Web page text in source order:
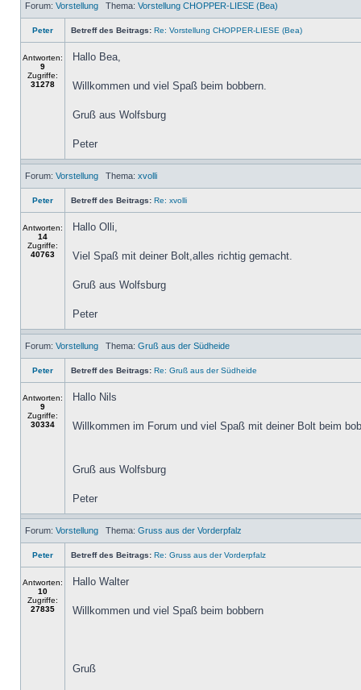
Forum: Vorstellung Thema: Vorstellung CHOPPER-LIESE (Bea)
Peter Betreff des Beitrags: Re: Vorstellung CHOPPER-LIESE (Bea)
Antworten:
9
Zugriffe:
31278
Hallo Bea,
Willkommen und viel Spaß beim bobbern.
Gruß aus Wolfsburg
Peter
Forum: Vorstellung Thema: xvolli
Peter Betreff des Beitrags: Re: xvolli
Antworten:
14
Zugriffe:
40763
Hallo Olli,
Viel Spaß mit deiner Bolt,alles richtig gemacht.
Gruß aus Wolfsburg
Peter
Forum: Vorstellung Thema: Gruß aus der Südheide
Peter Betreff des Beitrags: Re: Gruß aus der Südheide
Antworten:
9
Zugriffe:
30334
Hallo Nils
Willkommen im Forum und viel Spaß mit deiner Bolt beim
Gruß aus Wolfsburg
Peter
Forum: Vorstellung Thema: Gruss aus der Vorderpfalz
Peter Betreff des Beitrags: Re: Gruss aus der Vorderpfalz
Antworten:
10
Zugriffe:
27835
Hallo Walter
Willkommen und viel Spaß beim bobbern
Gruß